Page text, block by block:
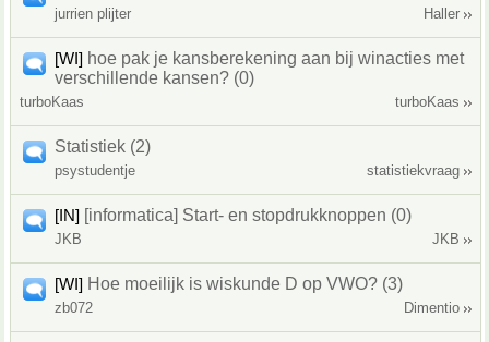
jurrien plijter Haller
[WI] hoe pak je kansberekening aan bij winacties met
verschillende kansen? (0)
turboKaas turboKaas
Statistiek (2)
psystudentje statistiekvraag
[IN] [informatica] Start- en stopdrukknoppen (0)
JKB JKB
[WI] Hoe moeilijk is wiskunde D op VWO? (3)
zb072 Dimentio